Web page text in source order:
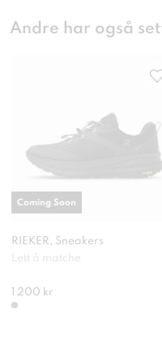
Andre har også
RIEKER, Sneakers
Lett å matche
1 200 kr
Coming Soon